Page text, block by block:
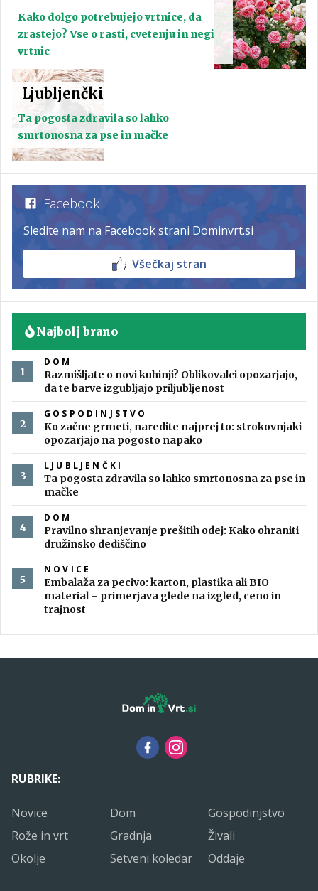
Kako dolgo potrebujejo vrtnice, da
zrastejo? Vse o rasti, cvetenju in negi
vrtnic
Ljubljenčki
Ta pogosta zdravila so lahko
smrtonosna za pse in mačke
Facebook
Sledite nam na Facebook strani Dominvrt.si
Všečkaj stran
Najbolj brano
DOM
Razmišljate o novi kuhinji? Oblikovalci opozarjajo,
da te barve izgubljajo priljubljenost
GOSPODINJSTVO
Ko začne grmeti, naredite najprej to: strokovnjaki
opozarjajo na pogosto napako
LJUBLJENČKI
Ta pogosta zdravila so lahko smrtonosna za pse in
mačke
DOM
Pravilno shranjevanje prešitih odej: Kako ohraniti
družinsko dediščino
NOVICE
Embalaža za pecivo: karton, plastika ali BIO
material – primerjava glede na izgled, ceno in
trajnost
RUBRIKE:
Novice Dom
Gospodinjstvo
Rože in vrt
Gradnja
Živali
Okolje
Setveni koledar Oddaje